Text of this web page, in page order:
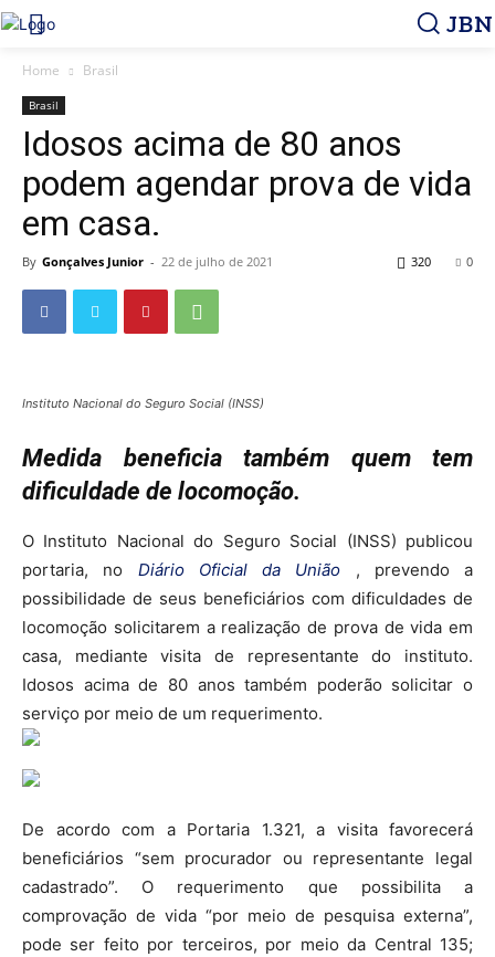
JBN
Home Brasil
Brasil
Idosos acima de 80 anos
podem agendar prova de vida
em casa.
By Gonçalves Junior - 22 de julho de 2021 0
320
Instituto Nacional do Seguro Social (INSS)
Medida beneficia também quem tem
dificuldade de locomoção.
O Instituto Nacional do Seguro Social (INSS) publicou
portaria, no Diário Oficial da União , prevendo a
possibilidade de seus beneficiários com dificuldades de
locomoção solicitarem a realização de prova de vida em
casa, mediante visita de representante do instituto.
Idosos acima de 80 anos também poderão solicitar o
serviço por meio de um requerimento.
De acordo com a Portaria 1.321, a visita favorecerá
beneficiários “sem procurador ou representante legal
cadastrado”. O requerimento que possibilita a
comprovação de vida “por meio de pesquisa externa”,
pode ser feito por terceiros, por meio da Central 135;